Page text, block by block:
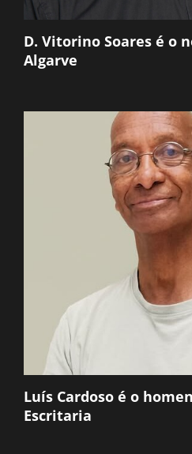
D. Vitorino Soares é o
Algarve
Luís Cardoso é o
Escritaria